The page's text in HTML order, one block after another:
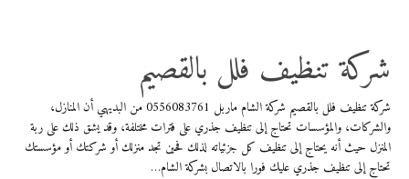
شركة تنظيف فلل بالقصيم
شركة تنظيف فلل بالقصيم شركة الشام ماربل 0556083761 من البديهي أن المنازل،
والشركات، والمؤسسات تحتاج إلى تنظيف جذري على فترات مختلفة، وقد يشق ذلك على ربة
المنزل حيث أنه يحتاج إلى تنظيف كل جزئياته لذلك فحين تجد منزلك أو شركتك أو مؤسستك
تحتاج إلى تنظيف جذري عليك فورا بالاتصال بشركة الشام…